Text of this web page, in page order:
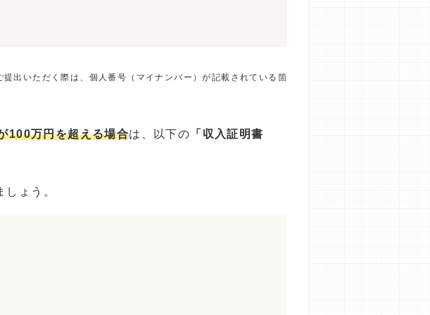
出いただく際は、個人番号（マイナンバー）が記載されている箇
100万円を超える場合は、以下の 「収入証明書
ょう。